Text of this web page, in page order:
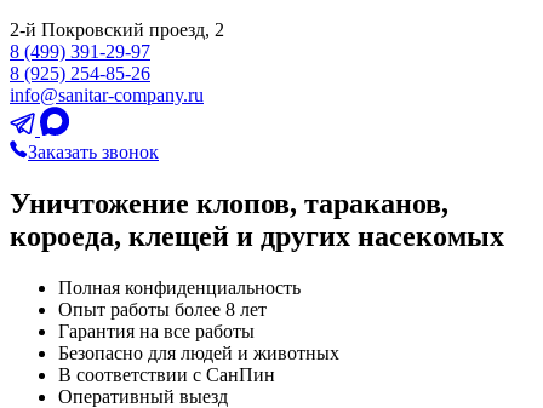
2-й Покровский проезд, 2
8 (499) 391-29-97
8 (925) 254-85-26
info@sanitar-company.ru
Заказать звонок
Уничтожение клопов, тараканов,
короеда, клещей и других насекомых
Полная конфиденциальность
Опыт работы более 8 лет
Гарантия на все работы
Безопасно для людей и животных
В соответствии с СанПин
Оперативный выезд